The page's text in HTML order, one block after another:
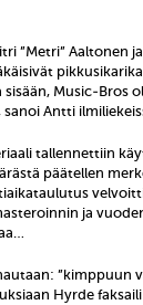
”Metri” Aaltonen
Music-Bros
Antti
tallennettiin
päätellen
ja
”kimppuun
Hyrde